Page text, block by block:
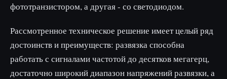
фототранзистором, а другая - со светодиодом.
Рассмотренное техническое решение имеет целый ряд
достоинств и преимуществ: развязка способна
работать с сигналами частотой до десятков мегагерц,
достаточно широкий диапазон напряжений развязки, а